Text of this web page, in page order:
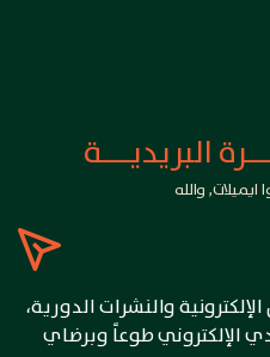
البريديــــة
والله
والنشرات الدورية،
الإلكتروني طوعاً وبرضاي